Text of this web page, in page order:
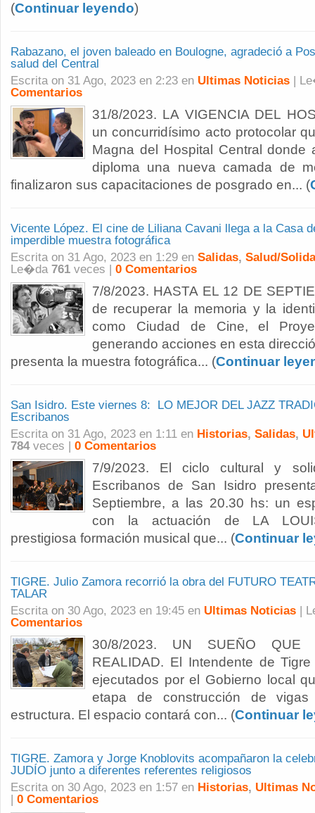
(Continuar leyendo)
Rabazano, el joven baleado en Boulogne, agradeció a
salud del Central
Escrita on 31 Ago, 2023 en 2:23 en Ultimas Noticias |
Comentarios
31/8/2023. LA VIGENCIA DEL
un concurridísimo acto protocolar
Magna del Hospital Central donde
diploma una nueva camada de
finalizaron sus capacitaciones de posgrado en... (
Vicente López. El cine de Liliana Cavani llega a la Casa
imperdible muestra fotográfica
Escrita on 31 Ago, 2023 en 1:29 en Salidas, Salud/
Le�da 761 veces | 0 Comentarios
7/8/2023. HASTA EL 12 DE
de recuperar la memoria y la
como Ciudad de Cine, el
generando acciones en esta
presenta la muestra fotográfica... (Continuar
San Isidro. Este viernes 8: LO MEJOR DEL JAZZ
Escribanos
Escrita on 31 Ago, 2023 en 1:11 en Historias, Salidas,
784veces | 0 Comentarios
7/9/2023. El ciclo cultural y
Escribanos de San Isidro
Septiembre, a las 20.30 hs: un
con la actuación de LA
prestigiosa formación musical que... (Continuar
TIGRE. Julio Zamora recorrió la obra del FUTURO
TALAR
Escrita on 30 Ago, 2023 en 19:45 en Ultimas Noticias |
Comentarios
30/8/2023. UN SUEÑO QUE
REALIDAD. El Intendente de
ejecutados por el Gobierno local
etapa de construcción de
estructura. El espacio contará con... (Continuar
TIGRE. Zamora y Jorge Knoblovits acompañaron la
JUDÍO junto a diferentes referentes religiosos
Escrita on 30 Ago, 2023 en 1:57 en Historias, Ultimas
| 0 Comentarios